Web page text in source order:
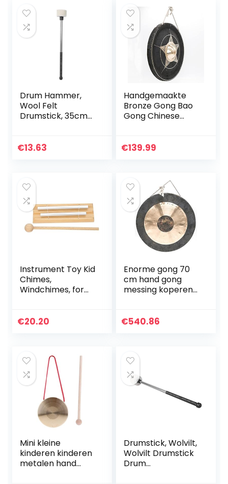
Drum Hammer,
Wool Felt
Drumstick, 35cm
€13.63
Handgemaakte
Bronze Gong Bao
Gong Chinese
muziekinstrument
€139.99
Instrument Toy Kid
Chimes,
Windchimes, for
muziekonderwijs
€20.20
Enorme gong 70
cm hand gong
messing koperen
ronde spel hamer
€540.86
Mini kleine
kinderen kinderen
metalen hand
Drumstick, Wolvilt,
Wolvilt Drumstick
Drum